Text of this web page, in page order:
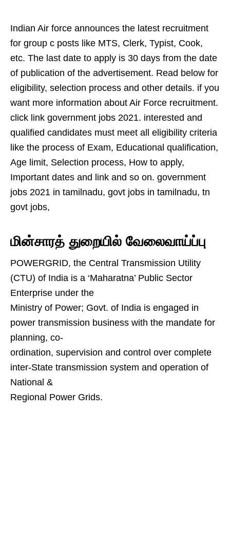
Indian Air force announces the latest recruitment
for group c posts like MTS, Clerk, Typist, Cook,
etc. The last date to apply is 30 days from the date
of publication of the advertisement. Read below for
eligibility, selection process and other details. if you
want more information about Air Force recruitment.
click link government jobs 2021. interested and
qualified candidates must meet all eligibility criteria
like the process of Exam, Educational qualification,
Age limit, Selection process, How to apply,
Important dates and link and so on. government
jobs 2021 in tamilnadu, govt jobs in tamilnadu, tn
govt jobs,
மின்சாரத் துறையில் வேலைவாய்ப்பு
POWERGRID, the Central Transmission Utility
(CTU) of India is a ‘Maharatna’ Public Sector
Enterprise under the
Ministry of Power; Govt. of India is engaged in
power transmission business with the mandate for
planning, co-
ordination, supervision and control over complete
inter-State transmission system and operation of
National &
Regional Power Grids.